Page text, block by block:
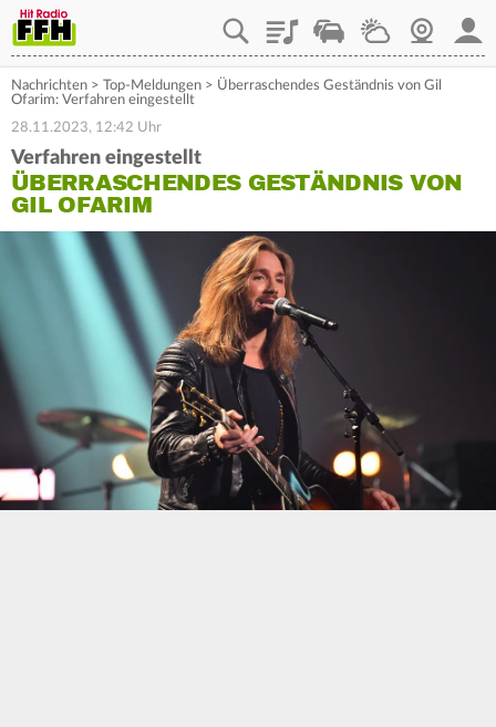
PlaylistStaupilotWetterWebcam
Nachrichten > Top-Meldungen > Überraschendes Geständnis von Gil
Ofarim: Verfahren eingestellt
28.11.2023, 12:42 Uhr
Verfahren eingestellt
ÜBERRASCHENDES GESTÄNDNIS VON
GIL OFARIM